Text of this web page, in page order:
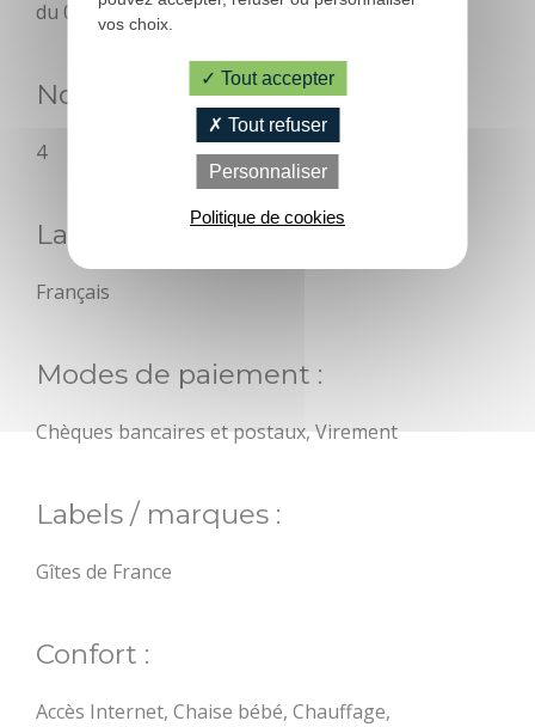
Office de
Tourisme
Contactez-nous
Accès et
du 01/01/2026 au 31/12/2026
Nombre de chambres :
4
Langues parlées :
Français
Modes de paiement :
Chèques bancaires et postaux, Virement
Labels / marques :
Gîtes de France
Confort :
Accès Internet, Chaise bébé, Chauffage,
vos choix.
Tout accepter
Tout refuser
Personnaliser
Politique de cookies